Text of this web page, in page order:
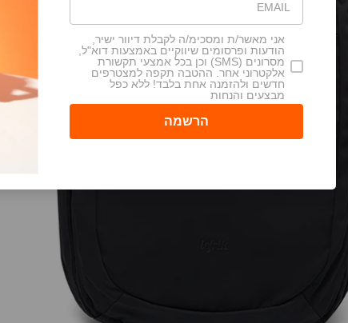
אני מאשר/ת ומסכימ/ה לקבלת דיוור ישיר,
הודעות ופרסומים שיווקיים באמצעות דוא"ל,
מסרונים (SMS) וכן בכל אמצעי תקשורת
אלקטרוני אחר. ההטבה תקפה למצטרפים
חדשים ולהזמנה אחת בלבד! ללא כפל
מבצעים והנחות